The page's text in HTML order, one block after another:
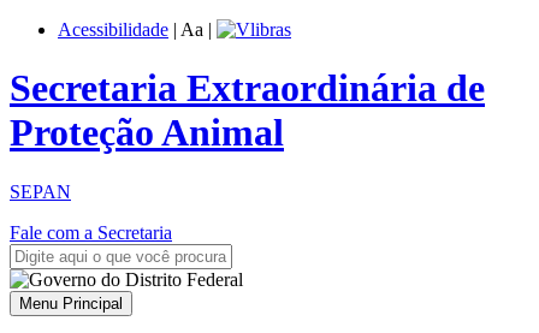
Acessibilidade | Aa |
Secretaria Extraordinária de
Proteção Animal
SEPAN
Fale com a Secretaria
Menu Principal